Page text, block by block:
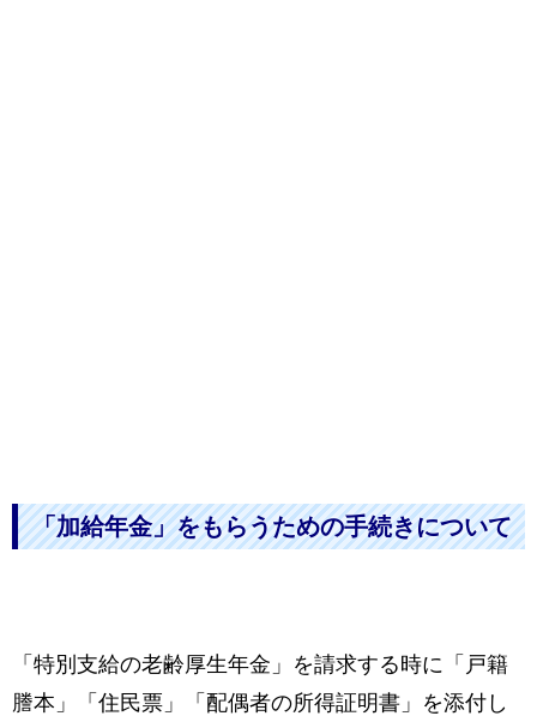
「加給年金」をもらうための手続きについて
「特別支給の老齢厚生年金」を請求する時に「戸籍
謄本」「住民票」「配偶者の所得証明書」を添付し